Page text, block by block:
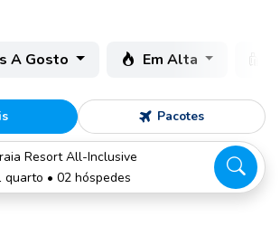
A Gosto Em Alta
Pacotes
Resort All-Inclusive
quarto • 02 hóspedes